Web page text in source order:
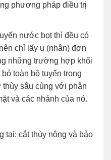
phương pháp điều trị
nước bọt thì đều có
chỉ lấy u (nhân) đơn
những trường hợp khối
toàn bộ tuyến trong
sâu cùng với phân
và các nhánh của nó.
tai: cắt thùy nông và bảo